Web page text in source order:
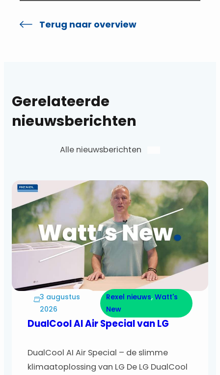
Terug naar overview
Gerelateerde
nieuwsberichten
Alle nieuwsberichten
3 augustus
2026
Rexel nieuws, Watt's
New
DualCool AI Air Special van LG
DualCool AI Air Special – de slimme
klimaatoplossing van LG De LG DualCool